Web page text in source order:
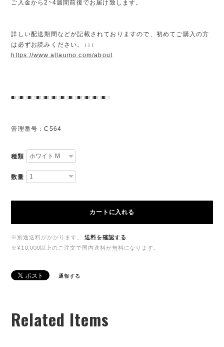
ご入金から2~4週間前後でお届け致します。
詳しい配送期間などが記載されておりますので、初めてご購入の方
は必ずお読みください。↓↓↓
https://www.allaumo.com/about
■□■□■□■□■□■□■□■□■□■□■□■□
管理番号：C564
種類
数量
カートに入れる
※別途送料がかかります。
送料を確認する
※¥10,000以上のご注文で国内送料が無料になります。
通報する
Related Items